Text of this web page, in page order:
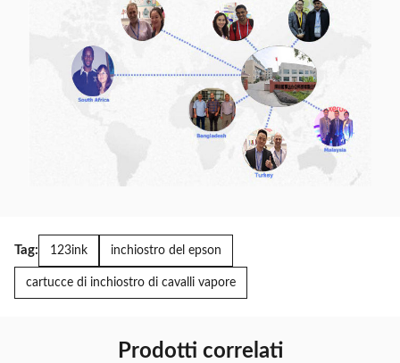
Tag: 123ink inchiostro del epson
cartucce di inchiostro di cavalli vapore
Prodotti correlati